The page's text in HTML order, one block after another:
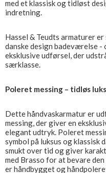
med et klassisk og tidløst
indretning.
Hassel & Teudts armaturer
danske design badeværelse -
eksklusive udførsel, der
særklasse.
Poleret messing – tidløs
Dette håndvaskarmatur er
messing, der giver en
elegant udtryk. Poleret
symbol på luksus og klassisk
smukt over tid og giver
med Brasso for at bevare
er håndbygget og